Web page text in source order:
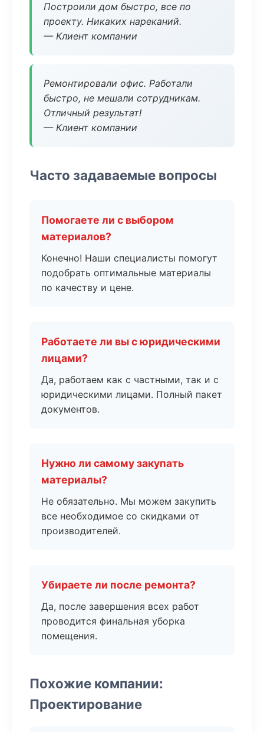
Построили дом быстро, все по
проекту. Никаких нареканий.
— Клиент компании
Ремонтировали офис. Работали
быстро, не мешали сотрудникам.
Отличный результат!
— Клиент компании
Часто задаваемые вопросы
Помогаете ли с выбором
материалов?
Конечно! Наши специалисты помогут
подобрать оптимальные материалы
по качеству и цене.
Работаете ли вы с юридическими
лицами?
Да, работаем как с частными, так и с
юридическими лицами. Полный пакет
документов.
Нужно ли самому закупать
материалы?
Не обязательно. Мы можем закупить
все необходимое со скидками от
производителей.
Убираете ли после ремонта?
Да, после завершения всех работ
проводится финальная уборка
помещения.
Похожие компании:
Проектирование